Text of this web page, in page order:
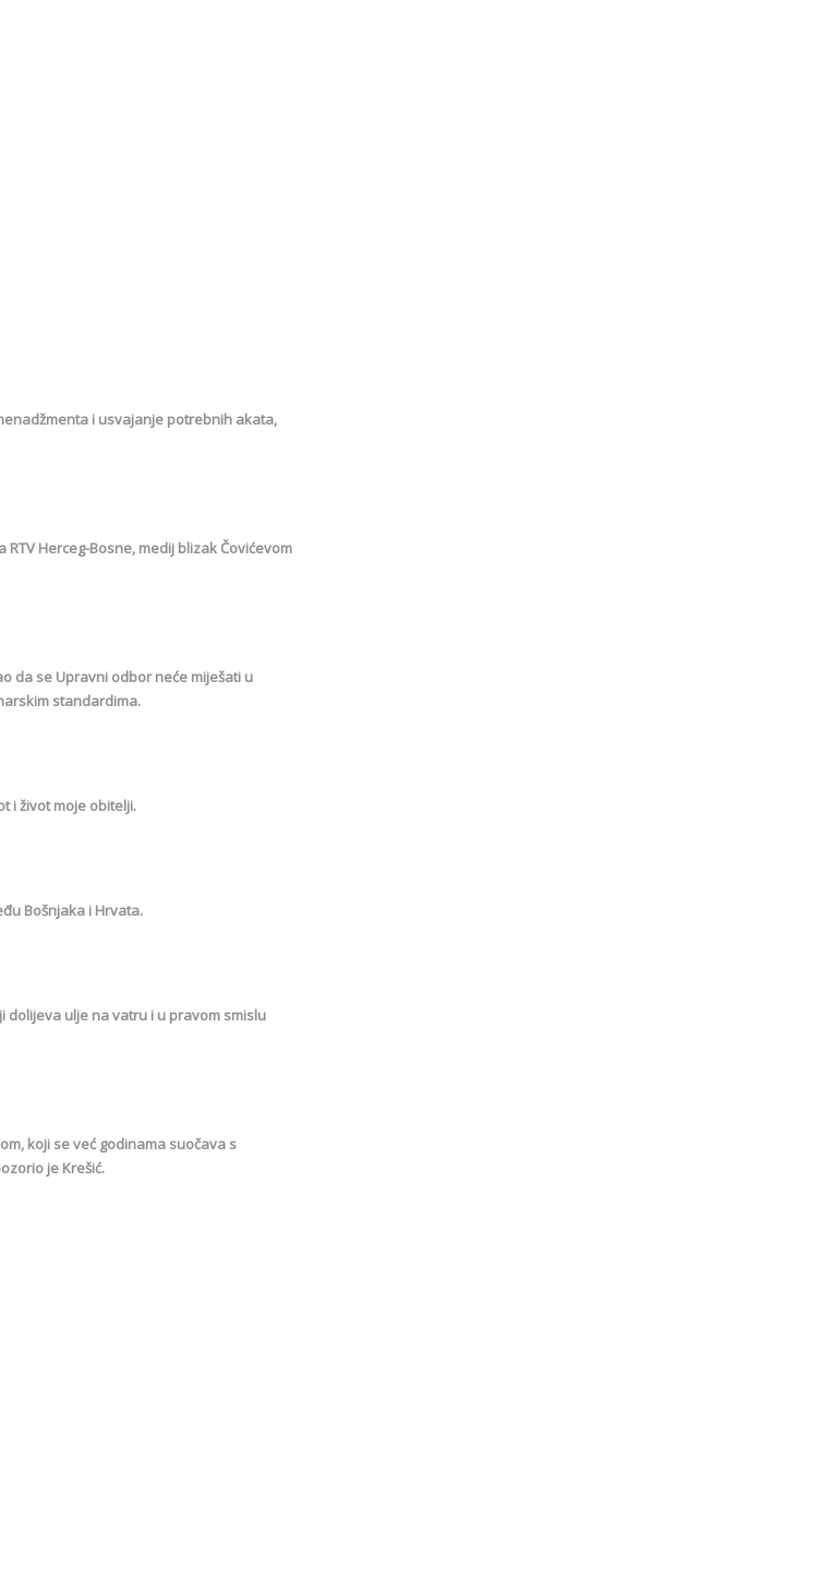
i usvajanje potrebnih akata,
Herceg-Bosne, medij blizak Čovićevom
da se Upravni odbor neće miješati u
standardima.
i život moje obitelji.
Bošnjaka i Hrvata.
dolijeva ulje na vatru i u pravom smislu
koji se već godinama suočava s
je Krešić.